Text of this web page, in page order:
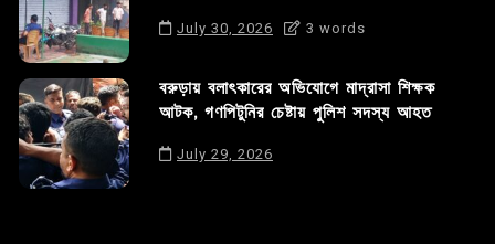
July 30, 2026 3 words
বরুড়ায় বলাৎকারের অভিযোগে মাদ্রাসা শিক্ষক
আটক, গণপিটুনির চেষ্টায় পুলিশ সদস্য আহত
July 29, 2026